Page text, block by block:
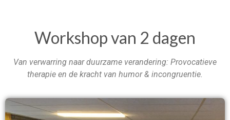
Workshop van 2 dagen
Van verwarring naar duurzame verandering: Provocatieve
therapie en de kracht van humor & incongruentie.